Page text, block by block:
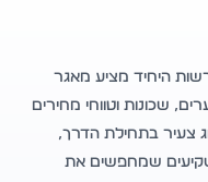
היחיד מציע מאגר
שכונות וטווחי מחירים
צעיר בתחילת הדרך,
שמחפשים את